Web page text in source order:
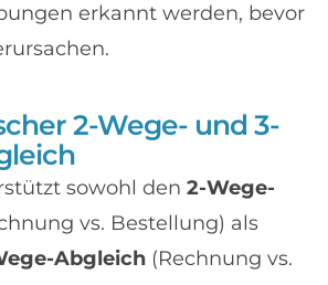
erkannt werden, bevor
2-Wege- und 3-
sowohl den 2-Wege-
vs. Bestellung) als
Abgleich (Rechnung vs.